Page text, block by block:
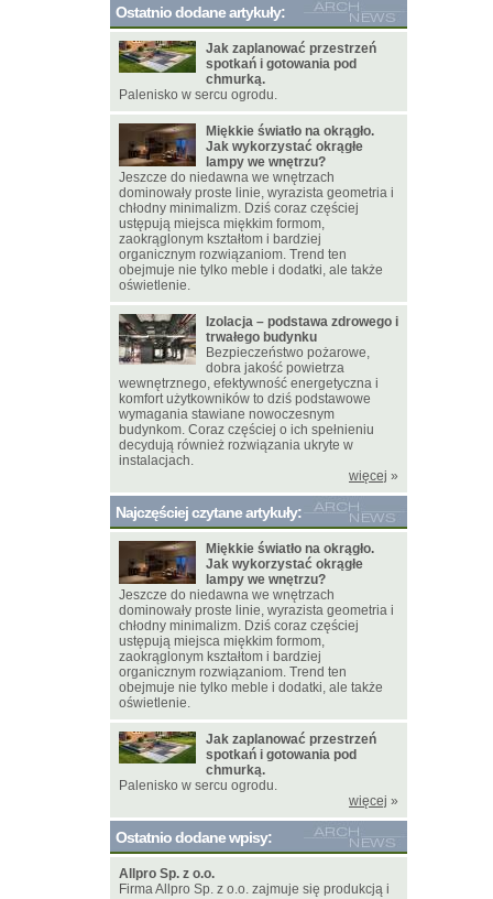
Ostatnio dodane artykuły:
Jak zaplanować przestrzeń
spotkań i gotowania pod
chmurką.
Palenisko w sercu ogrodu.
Miękkie światło na okrągło.
Jak wykorzystać okrągłe
lampy we wnętrzu?
Jeszcze do niedawna we wnętrzach
dominowały proste linie, wyrazista geometria i
chłodny minimalizm. Dziś coraz częściej
ustępują miejsca miękkim formom,
zaokrąglonym kształtom i bardziej
organicznym rozwiązaniom. Trend ten
obejmuje nie tylko meble i dodatki, ale także
oświetlenie.
Izolacja – podstawa zdrowego i
trwałego budynku
Bezpieczeństwo pożarowe,
dobra jakość powietrza
wewnętrznego, efektywność energetyczna i
komfort użytkowników to dziś podstawowe
wymagania stawiane nowoczesnym
budynkom. Coraz częściej o ich spełnieniu
decydują również rozwiązania ukryte w
instalacjach.
więcej »
Najczęściej czytane artykuły:
Miękkie światło na okrągło.
Jak wykorzystać okrągłe
lampy we wnętrzu?
Jeszcze do niedawna we wnętrzach
dominowały proste linie, wyrazista geometria i
chłodny minimalizm. Dziś coraz częściej
ustępują miejsca miękkim formom,
zaokrąglonym kształtom i bardziej
organicznym rozwiązaniom. Trend ten
obejmuje nie tylko meble i dodatki, ale także
oświetlenie.
Jak zaplanować przestrzeń
spotkań i gotowania pod
chmurką.
Palenisko w sercu ogrodu.
więcej »
Ostatnio dodane wpisy:
Allpro Sp. z o.o.
Firma Allpro Sp. z o.o. zajmuje się produkcją i